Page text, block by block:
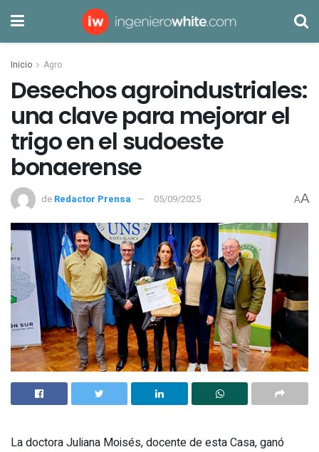
Inicio Agro
Desechos agroindustriales:
una clave para mejorar el
trigo en el sudoeste
bonaerense
de Redactor Prensa 05/09/2025 AA
La doctora Juliana Moisés, docente de esta Casa, ganó